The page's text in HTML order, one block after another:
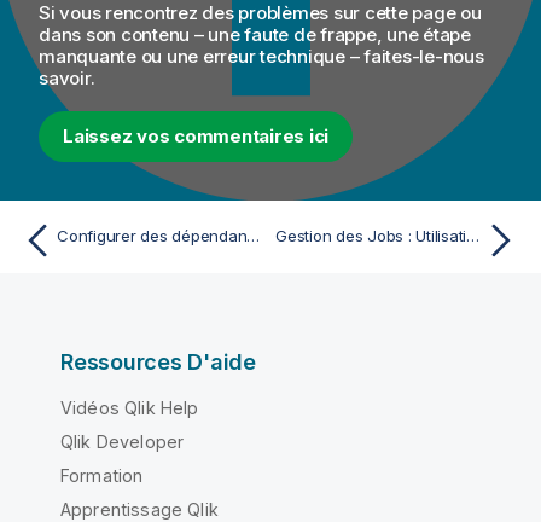
Si vous rencontrez des problèmes sur cette page ou
dans son contenu – une faute de frappe, une étape
manquante ou une erreur technique – faites-le-nous
savoir.
Laissez vos commentaires ici
Configurer des dépendances de code dans une Route Gestion des Jobs : Utilisation avancée
Ressources D'aide
Vidéos Qlik Help
Qlik Developer
Formation
Apprentissage Qlik